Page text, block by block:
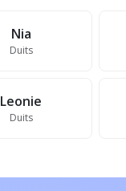
Nia
Duits
Leonie
Duits